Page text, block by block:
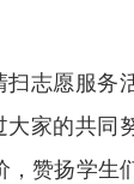
志愿服务
家的共同
，赞扬学生